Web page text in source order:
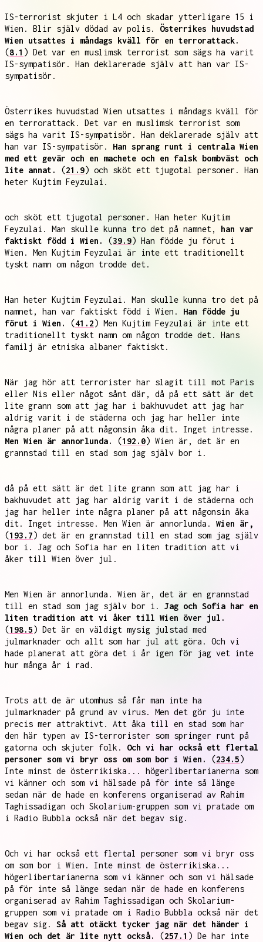
IS-terrorist skjuter i L4 och skadar ytterligare 15 i
Wien. Blir själv dödad av polis. Österrikes huvudstad
Wien utsattes i måndags kväll för en terrorattack.
(8.1 ) Det var en muslimsk terrorist som sägs ha varit
IS-sympatisör. Han deklarerade själv att han var IS-
sympatisör.
Österrikes huvudstad Wien utsattes i måndags kväll för
en terrorattack. Det var en muslimsk terrorist som
sägs ha varit IS-sympatisör. Han deklarerade själv att
han var IS-sympatisör. Han sprang runt i centrala Wien
med ett gevär och en machete och en falsk bombväst och
lite annat.
(21.9) och sköt ett tjugotal personer. Han
heter Kujtim Feyzulai.
och sköt ett tjugotal personer. Han heter Kujtim
Feyzulai. Man skulle kunna tro det på namnet, han var
faktiskt född i Wien.
(39.9) Han födde ju förut i
Wien. Men Kujtim Feyzulai är inte ett traditionellt
tyskt namn om någon trodde det.
Han heter Kujtim Feyzulai. Man skulle kunna tro det på
namnet, han var faktiskt född i Wien. Han födde ju
förut i Wien.
(41.2) Men Kujtim Feyzulai är inte ett
traditionellt tyskt namn om någon trodde det. Hans
familj är etniska albaner faktiskt.
När jag hör att terrorister har slagit till mot Paris
eller Nis eller något sånt där, då på ett sätt är det
lite grann som att jag har i bakhuvudet att jag har
aldrig varit i de städerna och jag har heller inte
några planer på att någonsin åka dit. Inget intresse.
Men Wien är annorlunda.
(192.0) Wien är, det är en
grannstad till en stad som jag själv bor i.
då på ett sätt är det lite grann som att jag har i
bakhuvudet att jag har aldrig varit i de städerna och
jag har heller inte några planer på att någonsin åka
dit. Inget intresse. Men Wien är annorlunda. Wien är,
(193.7) det är en grannstad till en stad som jag själv
bor i. Jag och Sofia har en liten tradition att vi
åker till Wien över jul.
Men Wien är annorlunda. Wien är, det är en grannstad
till en stad som jag själv bor i. Jag och Sofia har en
liten tradition att vi åker till Wien över jul.
(198.5) Det är en väldigt mysig julstad med
julmarknader och allt som har jul att göra. Och vi
hade planerat att göra det i år igen för jag vet inte
hur många år i rad.
Trots att de är utomhus så får man inte ha
julmarknader på grund av virus. Men det gör ju inte
precis mer attraktivt. Att åka till en stad som har
den här typen av IS-terrorister som springer runt på
gatorna och skjuter folk. Och vi har också ett flertal
personer som vi bryr oss om som bor i Wien.
(234.5)
Inte minst de österrikiska... högerlibertarianerna som
vi känner och som vi hälsade på för inte så länge
sedan när de hade en konferens organiserad av Rahim
Taghissadigan och Skolarium-gruppen som vi pratade om
i Radio Bubbla också när det begav sig.
Och vi har också ett flertal personer som vi bryr oss
om som bor i Wien. Inte minst de österrikiska...
högerlibertarianerna som vi känner och som vi hälsade
på för inte så länge sedan när de hade en konferens
organiserad av Rahim Taghissadigan och Skolarium-
gruppen som vi pratade om i Radio Bubbla också när det
begav sig. Så att otäckt tycker jag när det händer i
Wien och det är lite nytt också.
(257.1 ) De har inte